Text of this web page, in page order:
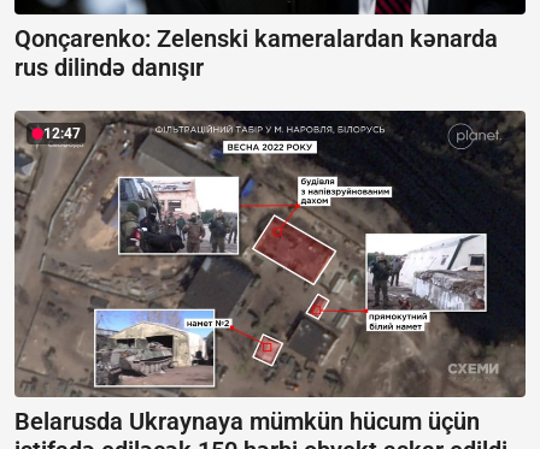
Qonçarenko: Zelenski kameralardan kənarda
rus dilində danışır
12:47
Belarusda Ukraynaya mümkün hücum üçün